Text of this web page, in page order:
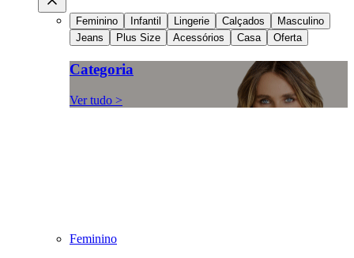
Feminino Infantil Lingerie Calçados
Masculino
Jeans
Plus Size Acessórios Casa Oferta
Categoria
Ver tudo >
Feminino